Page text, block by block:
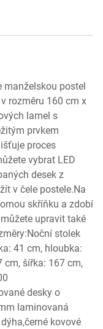
manželskou postel
rozměru 160 cm x
lamel s
prvkem
proces
vybrat LED
desek z
v čele postele.Na
skříňku a zdobí
upravit také
stolek
41 cm, hloubka:
cm, šířka: 167 cm,
desky o
laminovaná
kovové